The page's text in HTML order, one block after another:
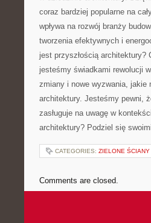
coraz bardziej popularne na
⁤wpływa na rozwój branży
tworzenia efektywnych i
jest przyszłością
jesteśmy świadkami rewolucji
zmiany⁤ i⁣ nowe wyzwania, jakie
architektury. Jesteśmy pewni,
zasługuje na uwagę w
architektury? Podziel się⁤
CATEGORIES: ZIELONE ŚCIANY
Comments are closed.